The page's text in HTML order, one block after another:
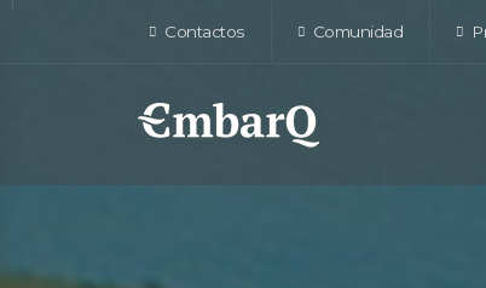
Contactos Comunidad